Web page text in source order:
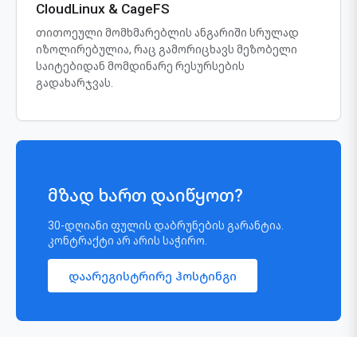
CloudLinux & CageFS
თითოეული მომხმარებლის ანგარიში სრულად
იზოლირებულია, რაც გამორიცხავს მეზობელი
საიტებიდან მომდინარე რესურსების
გადახარჯვას.
მზად ხართ დაიწყოთ?
30-დღიანი ფულის დაბრუნების გარანტია.
კონტრაქტი არ არის საჭირო.
დაარეგისტრირე ჰოსტინგი